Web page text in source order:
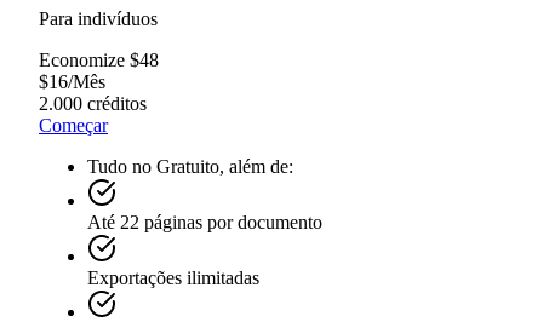
Para indivíduos
Economize $48
$16/Mês
2.000 créditos
Começar
Tudo no Gratuito, além de:
Até 22 páginas por documento
Exportações ilimitadas